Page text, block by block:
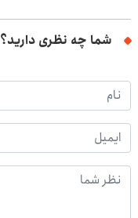
شما چه نظری دارید؟